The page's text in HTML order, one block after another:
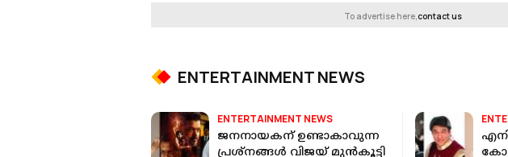
To advertise here,contact us
ENTERTAINMENT NEWS
ENTERTAINMENT NEWS
ജനനായകന് ഉണ്ടാകാവുന്ന
പ്രശ്നങ്ങൾ വിജയ് മുൻകൂട്ടി